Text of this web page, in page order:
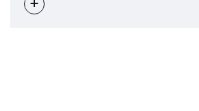
Voir